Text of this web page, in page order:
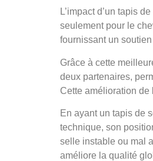
L’impact d’un tapis
seulement pour le
fournissant un
Grâce à cette
deux partenaires,
Cette amélioration
En ayant un tapis de
technique, son
selle instable ou mal
améliore la qualité